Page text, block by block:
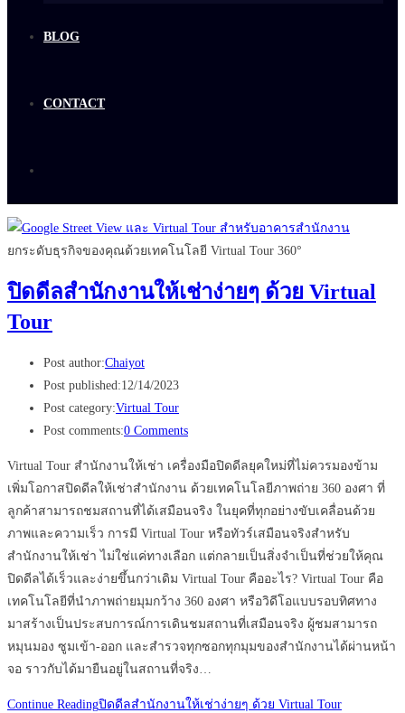
BLOG
CONTACT
ยกระดับธุรกิจของคุณด้วยเทคโนโลยี Virtual Tour 360°
ปิดดีลสำนักงานให้เช่าง่ายๆ ด้วย Virtual
Tour
Post author:Chaiyot
Post published:12/14/2023
Post category:Virtual Tour
Post comments:0 Comments
Virtual Tour สำนักงานให้เช่า เครื่องมือปิดดีลยุคใหม่ที่ไม่ควรมองข้าม
เพิ่มโอกาสปิดดีลให้เช่าสำนักงาน ด้วยเทคโนโลยีภาพถ่าย 360 องศา ที่
ลูกค้าสามารถชมสถานที่ได้เสมือนจริง ในยุคที่ทุกอย่างขับเคลื่อนด้วย
ภาพและความเร็ว การมี Virtual Tour หรือทัวร์เสมือนจริงสำหรับ
สำนักงานให้เช่า ไม่ใช่แค่ทางเลือก แต่กลายเป็นสิ่งจำเป็นที่ช่วยให้คุณ
ปิดดีลได้เร็วและง่ายขึ้นกว่าเดิม Virtual Tour คืออะไร? Virtual Tour คือ
เทคโนโลยีที่นำภาพถ่ายมุมกว้าง 360 องศา หรือวิดีโอแบบรอบทิศทาง
มาสร้างเป็นประสบการณ์การเดินชมสถานที่เสมือนจริง ผู้ชมสามารถ
หมุนมอง ซูมเข้า-ออก และสำรวจทุกซอกทุกมุมของสำนักงานได้ผ่านหน้า
จอ ราวกับได้มายืนอยู่ในสถานที่จริง…
Continue Readingปิดดีลสำนักงานให้เช่าง่ายๆ ด้วย Virtual Tour